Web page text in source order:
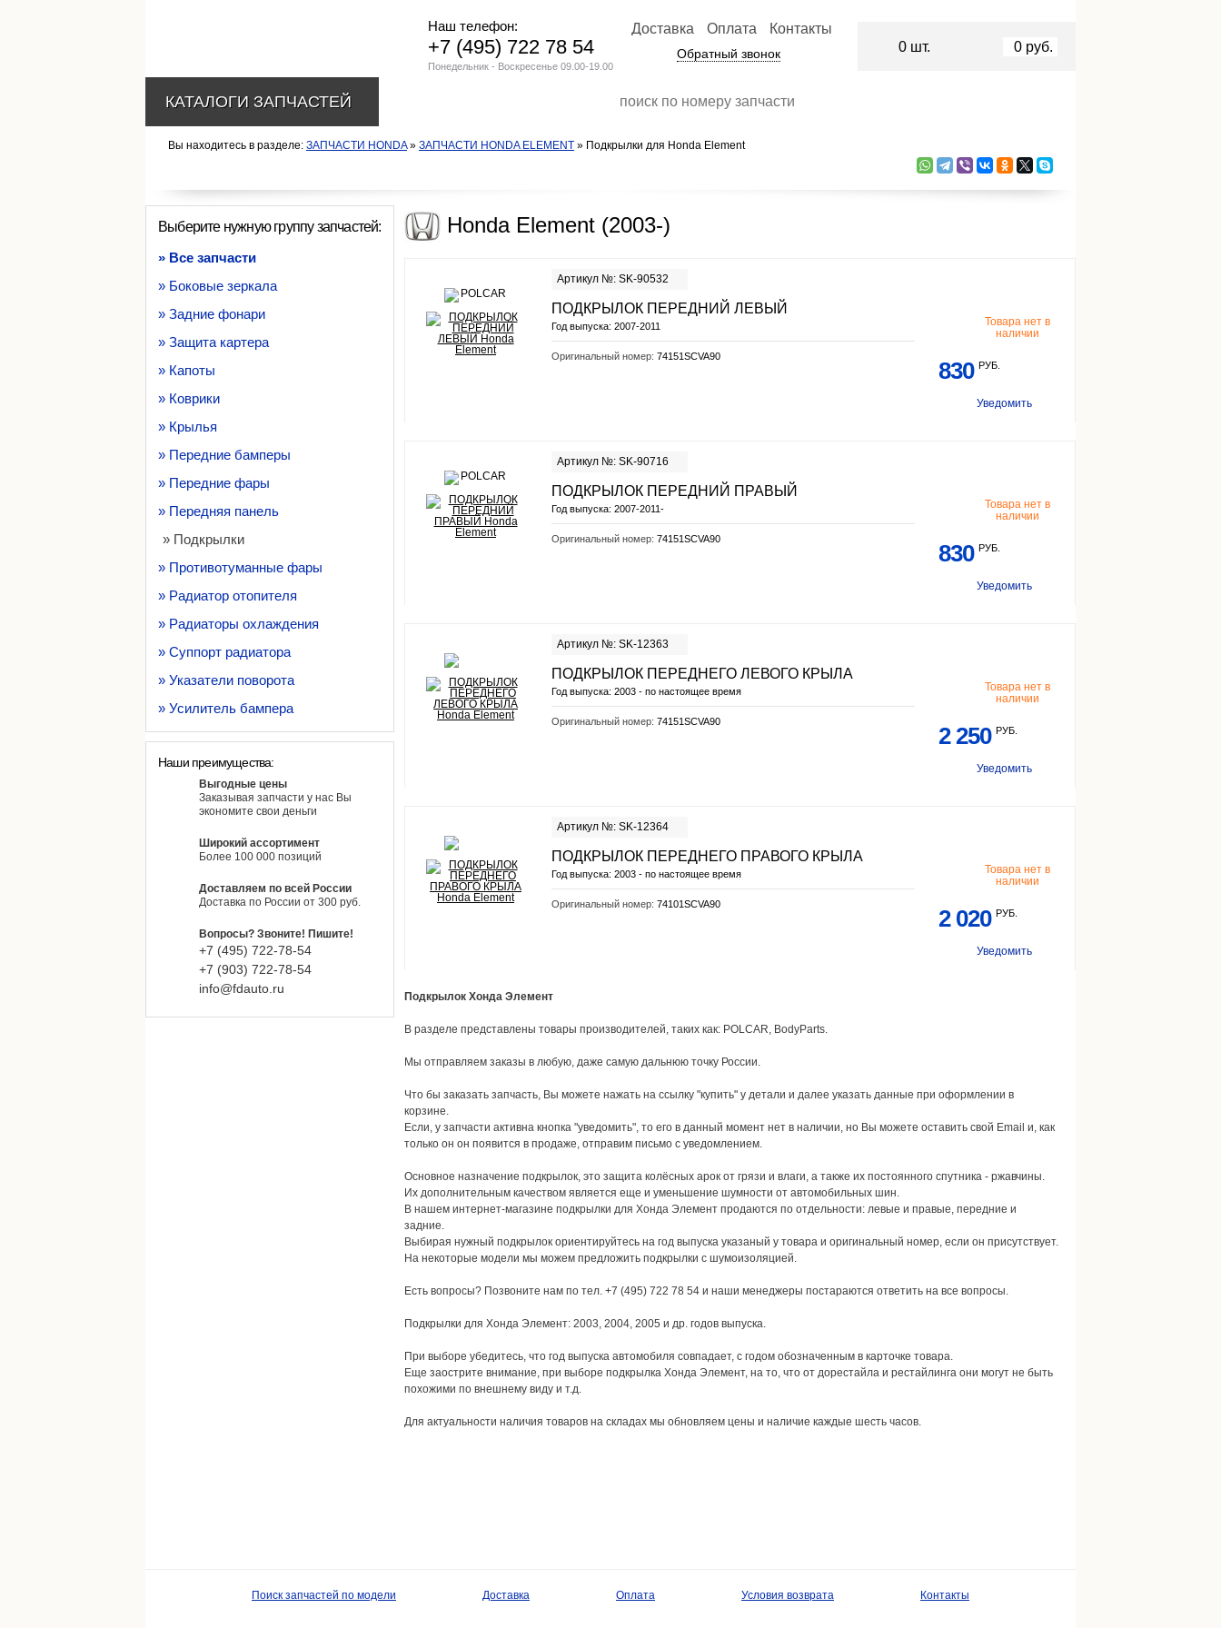
Вы находитесь в разделе: ЗАПЧАСТИ HONDA» ЗАПЧАСТИ HONDA ELEMENT » Подкрылки для Honda Element
Honda Element (2003-)
Артикул №: SK-90532
ПОДКРЫЛОК ПЕРЕДНИЙ ЛЕВЫЙ
Год выпуска: 2007-2011
Оригинальный номер: 74151SCVA90
Товара нет в
наличии
830 РУБ.
Уведомить
Артикул №: SK-90716
ПОДКРЫЛОК ПЕРЕДНИЙ ПРАВЫЙ
Год выпуска: 2007-2011-
Оригинальный номер: 74151SCVA90
Товара нет в
наличии
830 РУБ.
Уведомить
Артикул №: SK-12363
ПОДКРЫЛОК ПЕРЕДНЕГО ЛЕВОГО КРЫЛА
Год выпуска: 2003 - по настоящее время
Оригинальный номер: 74151SCVA90
Товара нет в
наличии
2 250 РУБ.
Уведомить
Артикул №: SK-12364
ПОДКРЫЛОК ПЕРЕДНЕГО ПРАВОГО КРЫЛА
Год выпуска: 2003 - по настоящее время
Оригинальный номер: 74101SCVA90
Товара нет в
наличии
2 020 РУБ.
Уведомить
Подкрылок Хонда Элемент
В разделе представлены товары производителей, таких как: POLCAR, BodyParts.
Мы отправляем заказы в любую, даже самую дальнюю точку России.
Что бы заказать запчасть, Вы можете нажать на ссылку "купить" у детали и далее указать данные при оформлении в
корзине.
Если, у запчасти активна кнопка "уведомить", то его в данный момент нет в наличии, но Вы можете оставить свой Email и, как
только он он появится в продаже, отправим письмо с уведомлением.
Основное назначение подкрылок, это защита колёсных арок от грязи и влаги, а также их постоянного спутника - ржавчины.
Их дополнительным качеством является еще и уменьшение шумности от автомобильных шин.
В нашем интернет-магазине подкрылки для Хонда Элемент продаются по отдельности: левые и правые, передние и
задние.
Выбирая нужный подкрылок ориентируйтесь на год выпуска указаный у товара и оригинальный номер, если он присутствует.
На некоторые модели мы можем предложить подкрылки с шумоизоляцией.
Есть вопросы? Позвоните нам по тел. +7 (495) 722 78 54 и наши менеджеры постараются ответить на все вопросы.
Подкрылки для Хонда Элемент: 2003, 2004, 2005 и др. годов выпуска.
При выборе убедитесь, что год выпуска автомобиля совпадает, с годом обозначенным в карточке товара.
Еще заострите внимание, при выборе подкрылка Хонда Элемент, на то, что от дорестайла и рестайлинга они могут не быть
похожими по внешнему виду и т.д.
Для актуальности наличия товаров на складах мы обновляем цены и наличие каждые шесть часов.
Выберите нужную группу запчастей:
» Все запчасти
» Боковые зеркала
» Задние фонари
» Защита картера
» Капоты
» Коврики
» Крылья
» Передние бамперы
» Передние фары
» Передняя панель
» Подкрылки
» Противотуманные фары
» Радиатор отопителя
» Радиаторы охлаждения
» Суппорт радиатора
» Указатели поворота
» Усилитель бампера
Наши преимущества:
Выгодные цены
Заказывая запчасти у нас Вы
экономите свои деньги
Широкий ассортимент
Более 100 000 позиций
Доставляем по всей России
Доставка по России от 300 руб.
Вопросы? Звоните! Пишите!
+7 (495) 722-78-54
+7 (903) 722-78-54
info@fdauto.ru
Наш телефон:
+7 (495) 722 78 54
Понедельник - Воскресенье 09.00-19.00
Доставка Оплата Контакты
Обратный звонок 0 шт. 0 руб.
КАТАЛОГИ ЗАПЧАСТЕЙ
Поиск запчастей по модели Доставка Оплата Условия возврата Контакты